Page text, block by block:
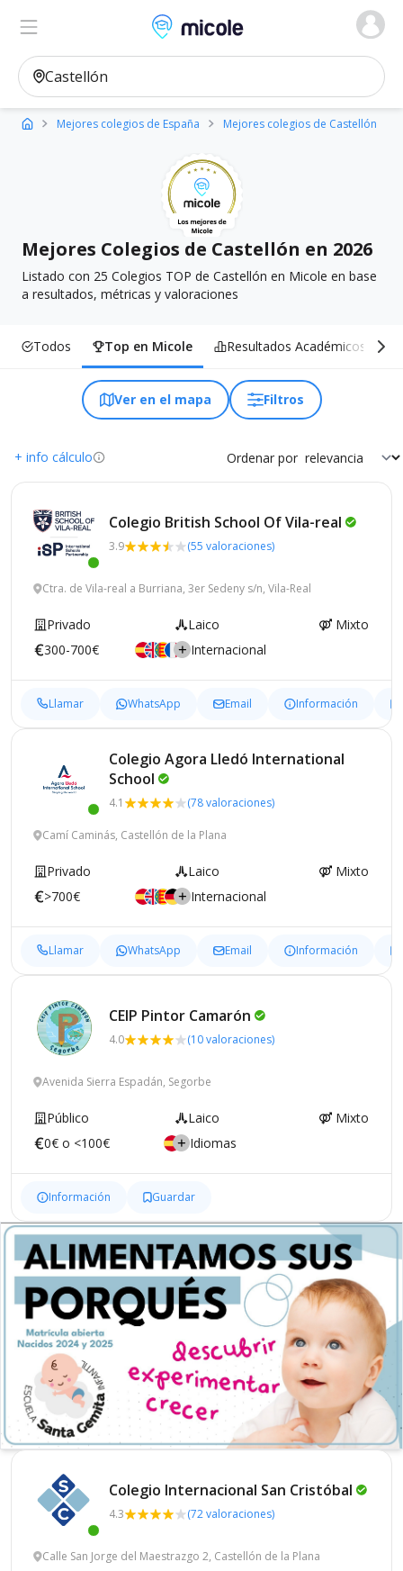
Micole, buscador de colegios
Mejores colegios de España Mejores colegios de Castellón
Mejores Colegios de Castellón en 2026
Listado con 25 Colegios TOP de Castellón en Micole en base
a resultados, métricas y valoraciones
Todos Top en Micole Resultados Académicos
Ver en el mapa Filtros
+ info cálculo Ordenar por
Colegio British School OfVila-real
3.9 (55 valoraciones)
Ctra. de Vila-real a Burriana, 3er Sedeny s/n, Vila-Real
Privado Laico
Mixto
300-700€
Internacional
Llamar WhatsApp Email Información
Colegio Agora Lledó International
School
4.1 (78 valoraciones)
Camí Caminás, Castellón de la Plana
Privado Laico
Mixto
>700€
Internacional
Llamar WhatsApp Email Información
CEIP Pintor Camarón
4.0 (10 valoraciones)
Avenida Sierra Espadán, Segorbe
Público Laico
Mixto
0€ o <100€
Idiomas
Información Guardar
Colegio Internacional San Cristóbal
4.3 (72 valoraciones)
Calle San Jorge del Maestrazgo 2, Castellón de la Plana